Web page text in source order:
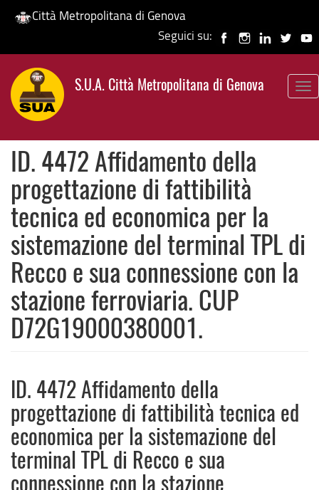
Salta
contenuto
principale
Città Metropolitana di Genova
Seguici su:
S.U.A. Città Metropolitana di Genova
ID. 4472 Affidamento della
progettazione di fattibilità
tecnica ed economica per la
sistemazione del terminal TPL di
Recco e sua connessione con la
stazione ferroviaria. CUP
D72G19000380001.
ID. 4472 Affidamento della
progettazione di fattibilità tecnica ed
economica per la sistemazione del
terminal TPL di Recco e sua
connessione con la stazione